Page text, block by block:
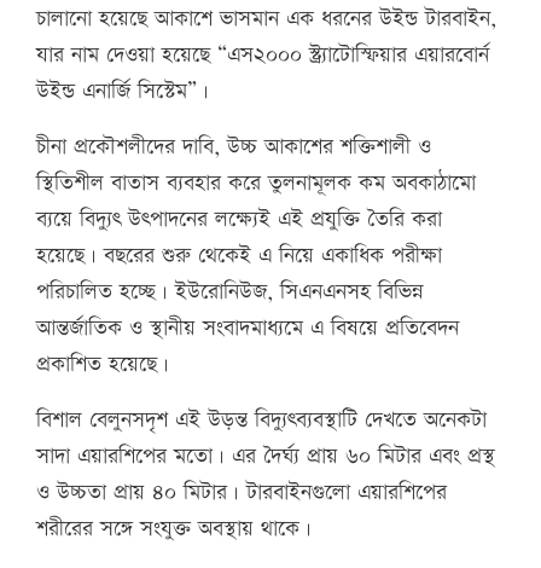
চালানো হয়েছে আকাশে ভাসমান এক ধরনের উইন্ড টারবাইন,
যার নাম দেওয়া হয়েছে “এস২০০০ স্ট্র্যাটোস্ফিয়ার এয়ারবোর্ন
উইন্ড এনার্জি সিস্টেম”।
চীনা প্রকৌশলীদের দাবি, উচ্চ আকাশের শক্তিশালী ও
স্থিতিশীল বাতাস ব্যবহার করে তুলনামূলক কম অবকাঠামো
ব্যয়ে বিদ্যুৎ উৎপাদনের লক্ষ্যেই এই প্রযুক্তি তৈরি করা
হয়েছে। বছরের শুরু থেকেই এ নিয়ে একাধিক পরীক্ষা
পরিচালিত হচ্ছে। ইউরোনিউজ, সিএনএনসহ বিভিন্ন
আন্তর্জাতিক ও স্থানীয় সংবাদমাধ্যমে এ বিষয়ে প্রতিবেদন
প্রকাশিত হয়েছে।
বিশাল বেলুনসদৃশ এই উড়ন্ত বিদ্যুৎব্যবস্থাটি দেখতে অনেকটা
সাদা এয়ারশিপের মতো। এর দৈর্ঘ্য প্রায় ৬০ মিটার এবং প্রস্থ
ও উচ্চতা প্রায় ৪০ মিটার। টারবাইনগুলো এয়ারশিপের
শরীরের সঙ্গে সংযুক্ত অবস্থায় থাকে।